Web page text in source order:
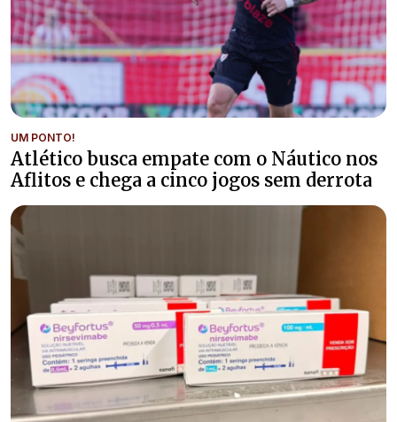
UM PONTO!
Atlético busca empate com o Náutico nos
Aflitos e chega a cinco jogos sem derrota